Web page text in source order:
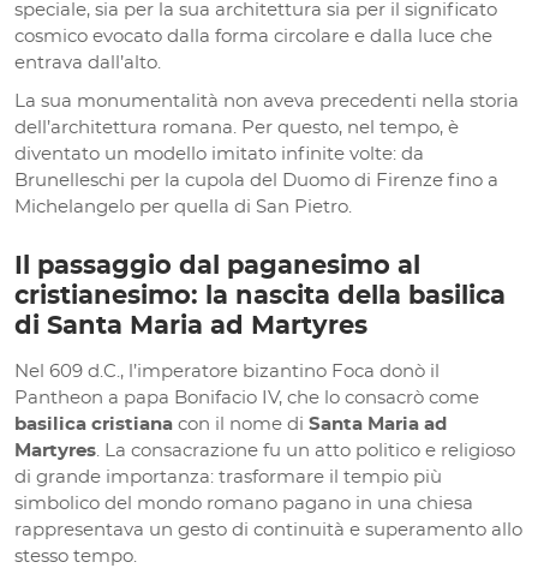
speciale, sia per la sua architettura sia per il significato
cosmico evocato dalla forma circolare e dalla luce che
entrava dall’alto.
La sua monumentalità non aveva precedenti nella storia
dell’architettura romana. Per questo, nel tempo, è
diventato un modello imitato infinite volte: da
Brunelleschi per la cupola del Duomo di Firenze fino a
Michelangelo per quella di San Pietro.
Il passaggio dal paganesimo al
cristianesimo: la nascita della basilica
di Santa Maria ad Martyres
Nel 609 d.C., l’imperatore bizantino Foca donò il
Pantheon a papa Bonifacio IV, che lo consacrò come
basilica cristiana con il nome di Santa Maria ad
Martyres. La consacrazione fu un atto politico e religioso
di grande importanza: trasformare il tempio più
simbolico del mondo romano pagano in una chiesa
rappresentava un gesto di continuità e superamento allo
stesso tempo.